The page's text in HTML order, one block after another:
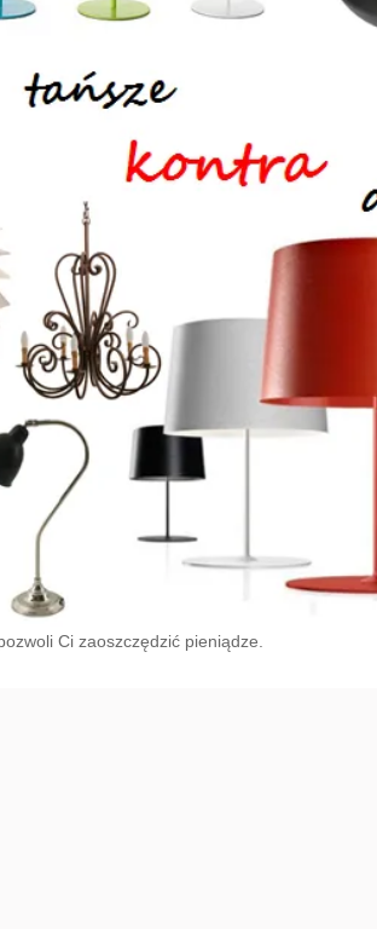
Ci zaoszczędzić pieniądze.